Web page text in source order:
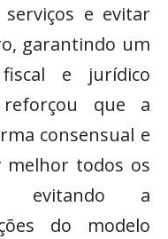
e evitar
garantindo um
fiscal e jurídico
que a
consensual e
melhor todos os
evitando a
do modelo